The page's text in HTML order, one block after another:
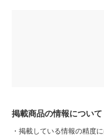
掲載商品の情報について
・ 掲載している情報の精度